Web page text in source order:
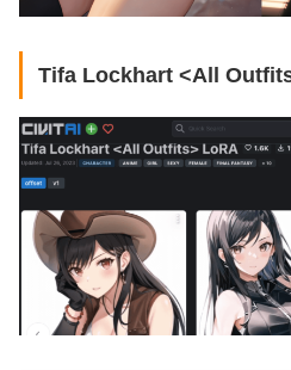
Tifa Lockhart <All